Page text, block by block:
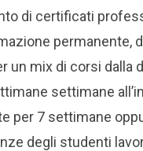
di certificati
un mix di corsi dalla
settimane
per 7 settimane
degli studenti